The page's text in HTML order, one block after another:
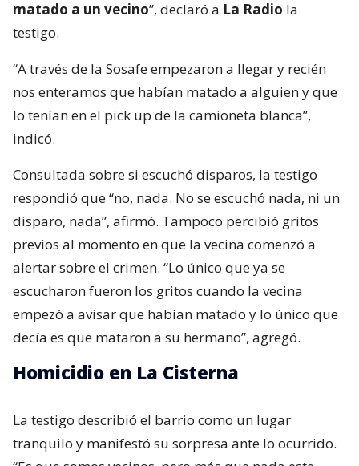
matado a un vecino”, declaró a La Radio la
testigo.
“A través de la Sosafe empezaron a llegar y recién
nos enteramos que habían matado a alguien y que
lo tenían en el pick up de la camioneta blanca”,
indicó.
Consultada sobre si escuchó disparos, la testigo
respondió que “no, nada. No se escuchó nada, ni un
disparo, nada”, afirmó. Tampoco percibió gritos
previos al momento en que la vecina comenzó a
alertar sobre el crimen. “Lo único que ya se
escucharon fueron los gritos cuando la vecina
empezó a avisar que habían matado y lo único que
decía es que mataron a su hermano”, agregó.
Homicidio en La Cisterna
La testigo describió el barrio como un lugar
tranquilo y manifestó su sorpresa ante lo ocurrido.